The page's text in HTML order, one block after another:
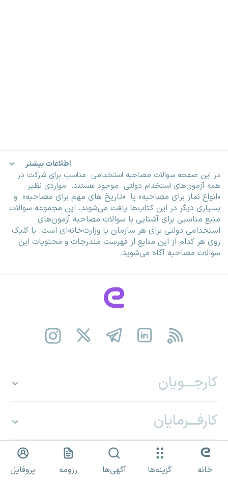
اطلاعات بیشتر
در این صفحه سوالات مصاحبه استخدامی مناسب برای شرکت در
همه آزمون‌های استخدام دولتی موجود هستند. مواردی نظیر
«انواع نماز برای مصاحبه» یا «تاریخ های مهم برای مصاحبه» و
بسیاری دیگر در این کتاب‌ها یافت می‌شوند. این مجموعه سوالات
منبع مناسبی برای آشنایی با سوالات مصاحبه آزمون‌های
استخدامی دولتی برای هر سازمان یا وزارت‌خانه‌ای است. با کلیک
روی هر کدام از این منابع از فهرست مندرجات و محتویات این
سوالات مصاحبه آگاه می‌شوید.
کارجـــویان
کارفـــرمایان
ای-اســـتخدام
خانه گزینه‌ها آگهی‌ها رزومه پروفایل